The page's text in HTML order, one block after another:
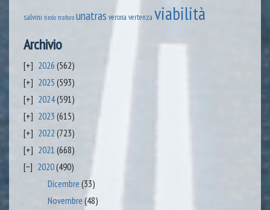
salvini tirolo traforo unatras verona vertenza viabilità
Archivio
2026 (562)
2025 (593)
2024(591)
2023 (615)
2022 (723)
2021 (668)
2020(490)
Dicembre (33)
Novembre (48)